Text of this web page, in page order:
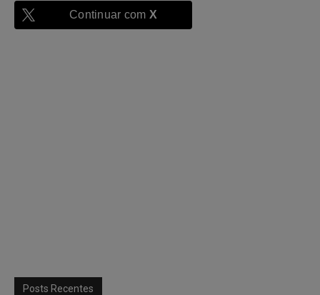
Continuar com X
Posts Recentes